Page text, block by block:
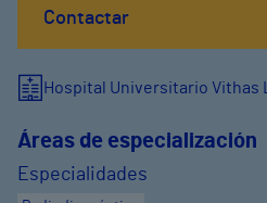
Contactar
Hospital Universitario Vithas
Áreas de especialización
Especialidades